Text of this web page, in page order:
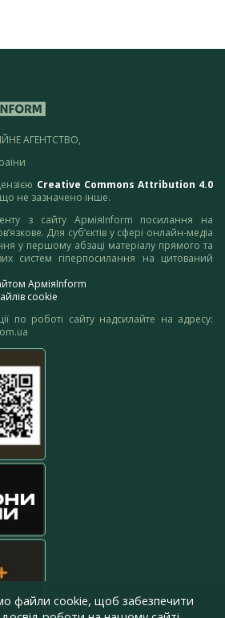
АГЕНТСТВО,
Creative Commons Attribution 4.0
не зазначено інше.
з сайту АрміяInform посилання на
Для суб’єктів у сфері онлайн-медіа
у першому абзаці матеріалу прямого та
систем гіперпосилання на цитований
АрміяInform
cookie
по роботі сайту надсилайте на адресу:
файли cookie, щоб забезпечити